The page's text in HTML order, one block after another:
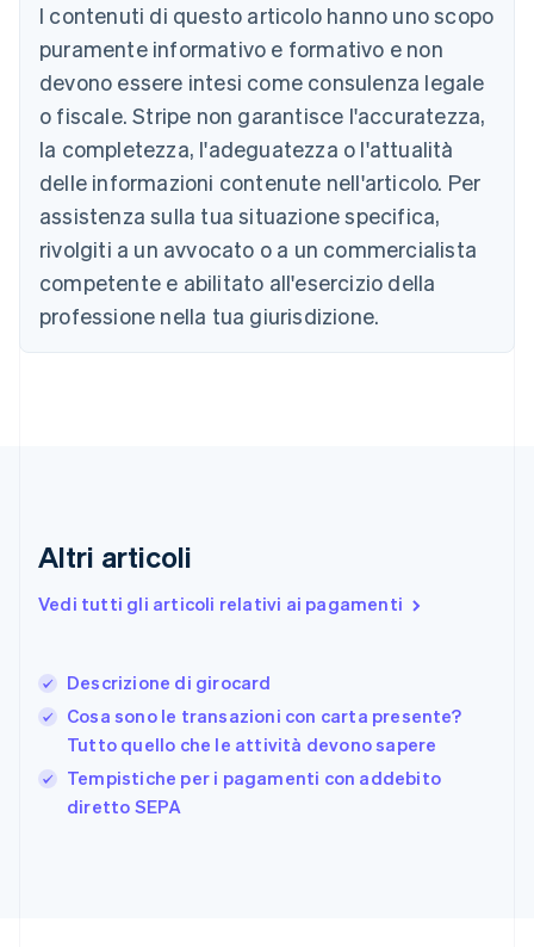
I contenuti di questo articolo hanno uno scopo
puramente informativo e formativo e non
devono essere intesi come consulenza legale
o fiscale. Stripe non garantisce l'accuratezza,
la completezza, l'adeguatezza o l'attualità
delle informazioni contenute nell'articolo. Per
assistenza sulla tua situazione specifica,
rivolgiti a un avvocato o a un commercialista
competente e abilitato all'esercizio della
professione nella tua giurisdizione.
Altri articoli
Vedi tutti gli articoli relativi ai pagamenti
Descrizione di girocard
Cosa sono le transazioni con carta presente?
Tutto quello che le attività devono sapere
Tempistiche per i pagamenti con addebito
diretto SEPA
Belgio
Nederlands FrançaisDeutschEnglish
Brasile
Português English
Bulgaria
English
Canada
EnglishFrançais
Cina continentale
简体中文
Cipro
English
Croazia
Danimarca
Francia
Germania
日本語English
English
Grecia
English
India